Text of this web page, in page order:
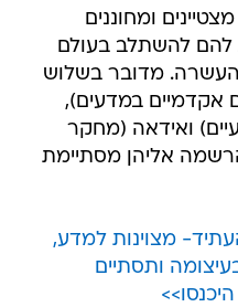
ומחוננים
להם להשתלב בעולם
מדובר בשלוש
אקדמיים במדעים),
ואידאה (מחקר
אליהן מסתיימת
מצוינות למדע,
ותסתיים